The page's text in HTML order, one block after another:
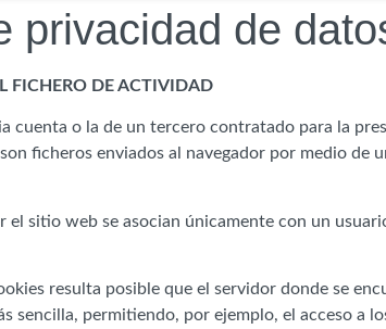
privacidad de
FICHERO DE ACTIVIDAD
cuenta o la de un tercero contratado para la
ficheros enviados al navegador por medio
el sitio web se asocian únicamente con un
resulta posible que el servidor donde se
sencilla, permitiendo, por ejemplo, el acceso a